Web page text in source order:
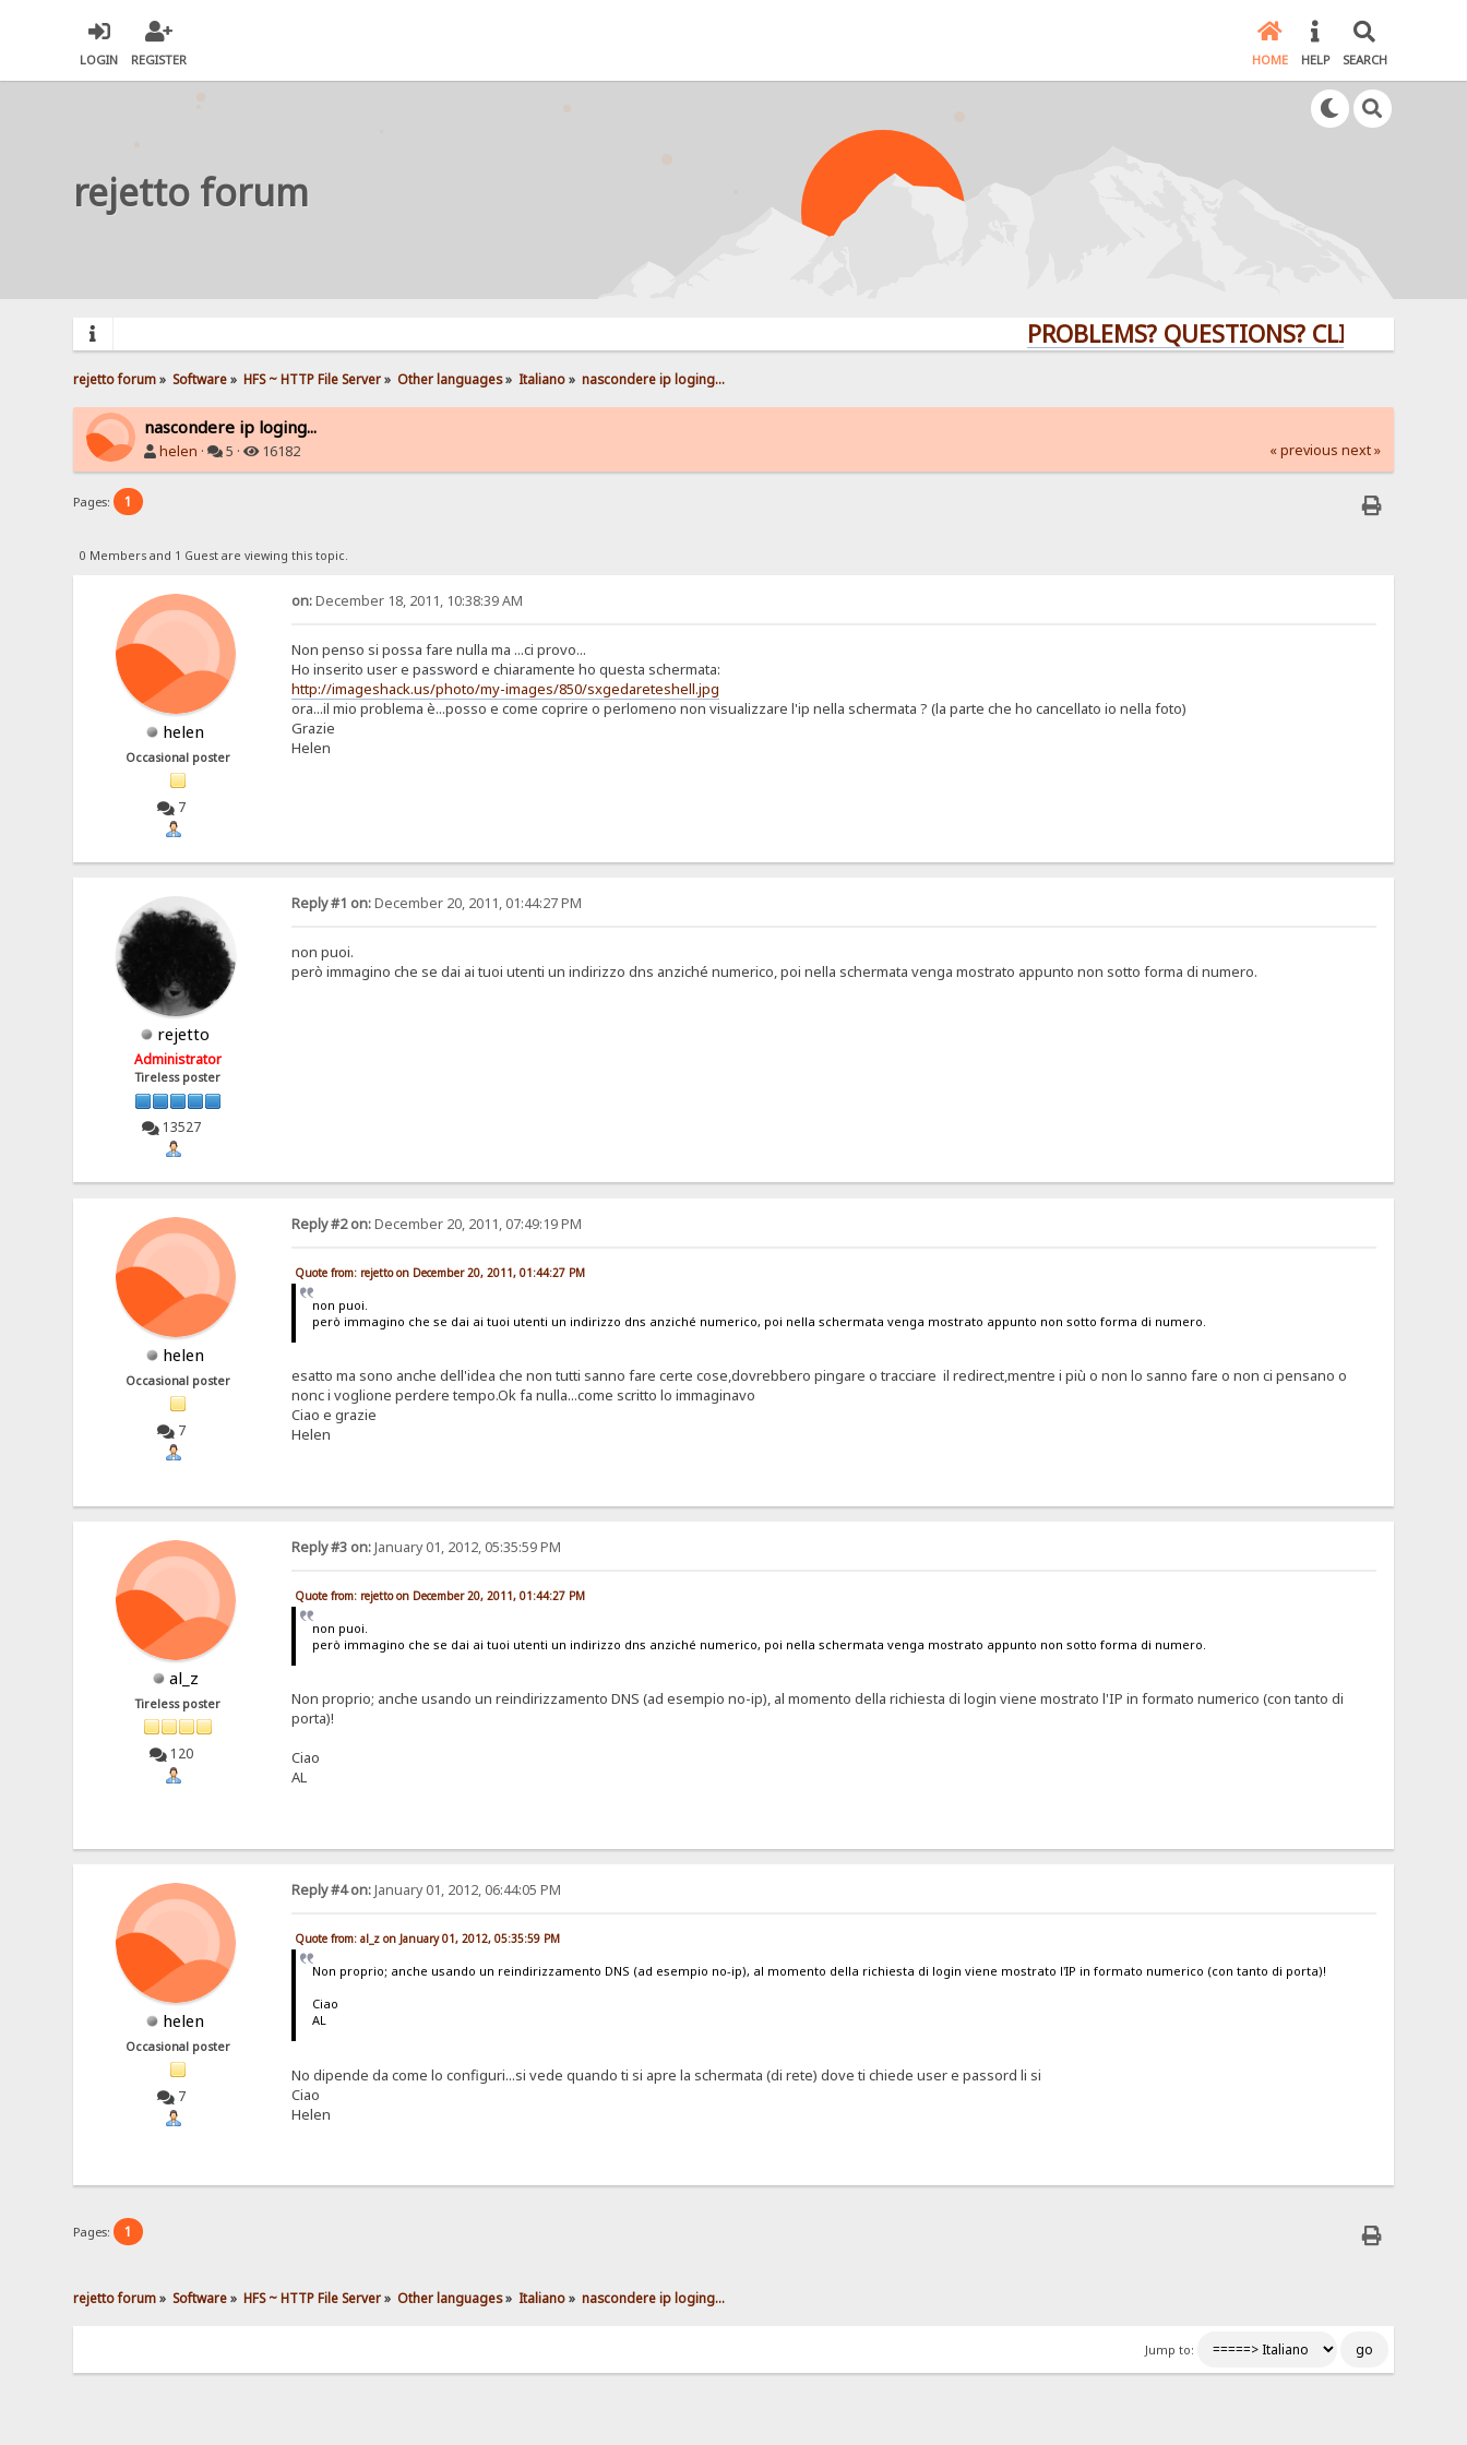
LOGIN REGISTER HOME HELP SEARCH
rejetto forum
PROBLEMS? QUESTIONS? CLICK HERE!
rejetto forum» Software» HFS ~ HTTP File Server» Other languages» Italiano» nascondere ip loging...
nascondere ip loging...
helen · 5 · 16182 « previous next »
Pages: 1
0 Members and 1 Guest are viewing this topic.
helen
Occasional poster
7
on:December 18, 2011, 10:38:39 AM
Non penso si possa fare nulla ma ...ci provo...
Ho inserito user e password e chiaramente ho questa schermata:
http://imageshack.us/photo/my-images/850/sxgedareteshell.jpg
ora...il mio problema è...posso e come coprire o perlomeno non visualizzare l'ip nella schermata ? (la parte che ho cancellato io nella foto)
Grazie
Helen
rejetto
Administrator
Tireless poster
13527
Reply #1 on:December 20, 2011, 01:44:27 PM
non puoi.
però immagino che se dai ai tuoi utenti un indirizzo dns anziché numerico, poi nella schermata venga mostrato appunto non sotto forma di numero.
helen
Occasional poster
7
Reply #2 on:December 20, 2011, 07:49:19 PM
Quote from: rejetto on December 20, 2011, 01:44:27 PM
non puoi.
però immagino che se dai ai tuoi utenti un indirizzo dns anziché numerico, poi nella schermata venga mostrato appunto non sotto forma di numero.
esatto ma sono anche dell'idea che non tutti sanno fare certe cose,dovrebbero pingare o tracciare il redirect,mentre i più o non lo sanno fare o non ci pensano o
nonc i voglione perdere tempo.Ok fa nulla...come scritto lo immaginavo
Ciao e grazie
Helen
al_z
Tireless poster
120
Reply #3 on:January 01, 2012, 05:35:59 PM
Quote from: rejetto on December 20, 2011, 01:44:27 PM
non puoi.
però immagino che se dai ai tuoi utenti un indirizzo dns anziché numerico, poi nella schermata venga mostrato appunto non sotto forma di numero.
Non proprio; anche usando un reindirizzamento DNS (ad esempio no-ip), al momento della richiesta di login viene mostrato l'IP in formato numerico (con tanto di
porta)!
Ciao
AL
helen
Occasional poster
7
Reply #4 on:January 01, 2012, 06:44:05 PM
Quote from: al_z on January 01, 2012, 05:35:59 PM
Non proprio; anche usando un reindirizzamento DNS (ad esempio no-ip), al momento della richiesta di login viene mostrato l'IP in formato numerico (con tanto di porta)!
Ciao
AL
No dipende da come lo configuri...si vede quando ti si apre la schermata (di rete) dove ti chiede user e passord li si
Ciao
Helen
Pages: 1
rejetto forum» Software» HFS ~ HTTP File Server» Other languages» Italiano» nascondere ip loging...
Jump to: